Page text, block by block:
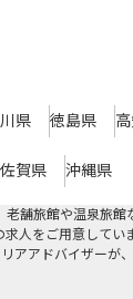
県 徳島県
佐賀県 沖縄県
舗旅館や温泉旅
人をご用意して
アドバイザーが